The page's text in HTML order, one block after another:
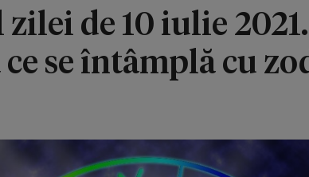
de 10 iulie
ce se întâmplă cu